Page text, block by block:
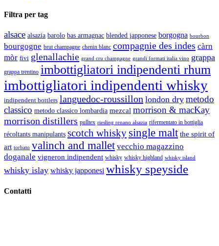
Filtra per tag
alsace alsazia barolo bas armagnac blended japponese borgogna bourbon
bourgogne brut champagne chenin blanc compagnie des indes càrn
mòr fivi glenallachie grand cru champagne grandi formati italia vino grappa
grappa trentino imbottigliatori indipendenti rhum
imbottigliatori indipendenti whisky
indipendent bottlers languedoc-roussillon london dry metodo
classico metodo classico lombardia mezcal morrison & macKay
morrison distillers pulltex riesling renano alsazia rifermentato in bottiglia
récoltants manipulants scotch whisky single malt the spirit of
art torbato valinch and mallet vecchio magazzino
doganale vigneron indipendent whisky whisky highland whisky island
whisky islay whisky japponesi whisky speyside
Contatti